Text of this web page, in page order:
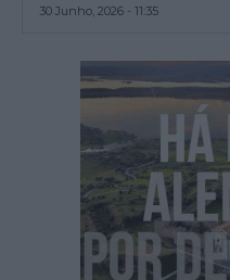
30 Junho, 2026 - 11:35